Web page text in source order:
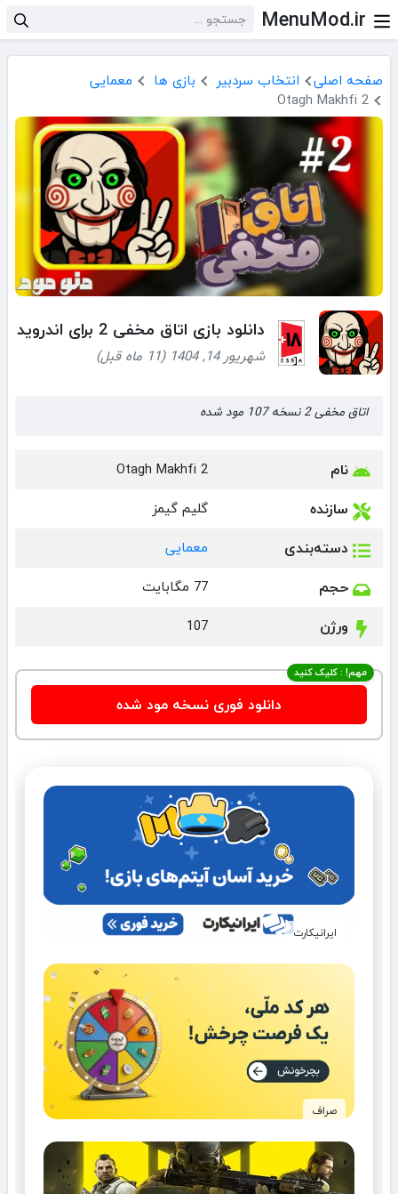
MenuMod.ir
صفحه اصلی انتخاب سردبیر بازی ها
معمایی
Otagh Makhfi 2
دانلود بازی اتاق مخفی 2 برای اندروید
شهریور 14, 1404 (11 ماه قبل)
اتاق مخفی 2 نسخه 107 مود شده
نام Otagh Makhfi 2
سازنده گلیم گیمز
دسته‌بندی معمایی
حجم 77 مگابایت
ورژن 107
مهم! : کلیک کنید
دانلود فوری نسخه مود شده
ایرانیکارت
صراف